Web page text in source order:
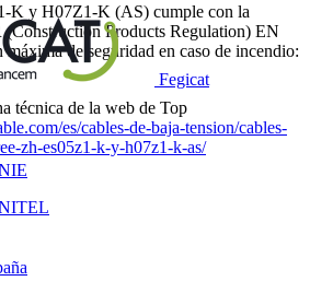
Fegicat
K y H07Z1-K (AS) cumple con la
Products Regulation) EN
de seguridad en caso de incendio:
técnica de la web de Top
es/cables-de-baja-tension/cables-
zh-es05z1-k-y-h07z1-k-as/